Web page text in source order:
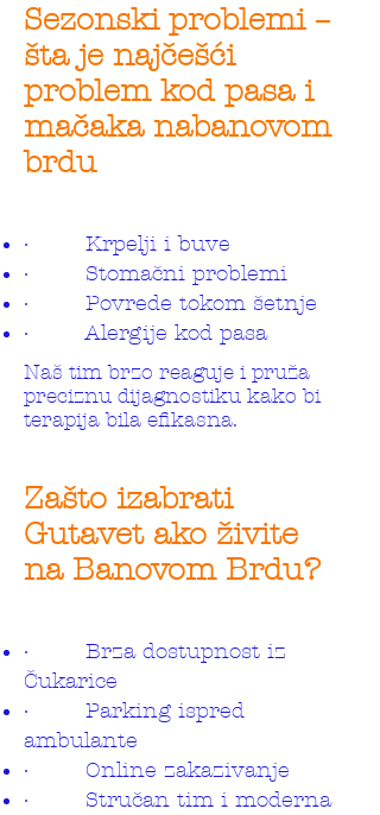
Sezonski problemi –
šta je najčešći
problem kod pasa i
mačaka nabanovom
brdu
· Krpelji i buve
· Stomačni problemi
· Povrede tokom šetnje
· Alergije kod pasa
Naš tim brzo reaguje i pruža
preciznu dijagnostiku kako bi
terapija bila efikasna.
Zašto izabrati
Gutavet ako živite
na Banovom Brdu?
· Brza dostupnost iz
Čukarice
· Parking ispred
ambulante
· Online zakazivanje
· Stručan tim i moderna